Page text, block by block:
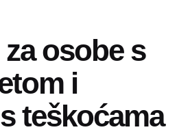
osobe s
i
teškoćama